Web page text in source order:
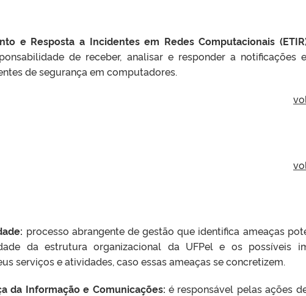
e Resposta a Incidentes em Redes Computacionais
de receber, analisar e responder a notificações
de segurança em computadores.
processo abrangente de gestão que identifica ameaças
da estrutura organizacional da UFPel e os possíveis
serviços e atividades, caso essas ameaças se concretizem.
da Informação e Comunicações: é responsável pelas ações